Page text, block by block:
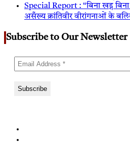
Special Report : “बिना खड्ग बिना
असँख्य क्रांतिवीर वीरांगनाओं के
Subscribe to Our Newsletter